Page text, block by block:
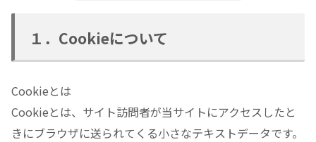
１．Cookieについて
Cookieとは
Cookieとは、サイト訪問者が当サイトにアクセスしたと
きにブラウザに送られてくる小さなテキストデータです。